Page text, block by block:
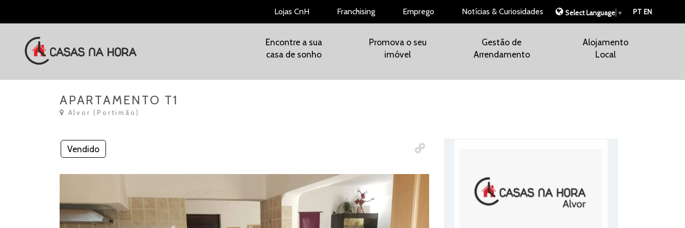
Lojas CnH Franchising Emprego Notícias & Curiosidades Select Language ▼ PT EN
Encontre a sua
casa de sonho
Promova o seu
imóvel
Gestão de
Arrendamento
Alojamento
Local
APARTAMENTO T1
Alvor (Portimão)
Vendido